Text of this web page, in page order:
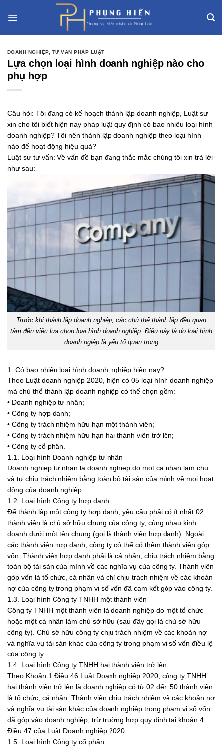
DOANH NGHIỆP, TƯ VẤN PHÁP LUẬT
Lựa chọn loại hình doanh nghiệp nào cho
phụ hợp
Câu hỏi: Tôi đang có kế hoạch thành lập doanh nghiệp, Luật sư
xin cho tôi biết hiện nay pháp luật quy định có bao nhiêu loại hình
doanh nghiệp? Tôi nên thành lập doanh nghiệp theo loại hình
nào để hoạt động hiệu quả?
Luật sư tư vấn: Về vấn đề bạn đang thắc mắc chúng tôi xin trả lời
như sau:
Trước khi thành lập doanh nghiệp, các chủ thể thành lập đều quan
tâm đến việc lựa chọn loại hình doanh nghiệp. Điều này là do loại hình
doanh ngiệp là yếu tố quan trọng
1. Có bao nhiêu loại hình doanh nghiệp hiện nay?
Theo Luật doanh nghiệp 2020, hiện có 05 loại hình doanh nghiệp
mà chủ thể thành lập doanh nghiệp có thể chọn gồm:
• Doanh nghiệp tư nhân;
• Công ty hợp danh;
• Công ty trách nhiệm hữu hạn một thành viên;
• Công ty trách nhiệm hữu hạn hai thành viên trở lên;
• Công ty cổ phần.
1.1. Loại hình Doanh nghiệp tư nhân
Doanh nghiệp tư nhân là doanh nghiệp do một cá nhân làm chủ
và tự chịu trách nhiệm bằng toàn bộ tài sản của mình về mọi hoạt
động của doanh nghiệp.
1.2. Loại hình Công ty hợp danh
Để thành lập một công ty hợp danh, yêu cầu phải có ít nhất 02
thành viên là chủ sở hữu chung của công ty, cùng nhau kinh
doanh dưới một tên chung (gọi là thành viên hợp danh). Ngoài
các thành viên hợp danh, công ty có thể có thêm thành viên góp
vốn. Thành viên hợp danh phải là cá nhân, chịu trách nhiệm bằng
toàn bộ tài sản của mình về các nghĩa vụ của công ty. Thành viên
góp vốn là tổ chức, cá nhân và chỉ chịu trách nhiệm về các khoản
nợ của công ty trong phạm vi số vốn đã cam kết góp vào công ty.
1.3. Loại hình Công ty TNHH một thành viên
Công ty TNHH một thành viên là doanh nghiệp do một tổ chức
hoặc một cá nhân làm chủ sở hữu (sau đây gọi là chủ sở hữu
công ty). Chủ sở hữu công ty chịu trách nhiệm về các khoản nợ
và nghĩa vụ tài sản khác của công ty trong phạm vi số vốn điều lệ
của công ty.
1.4. Loại hình Công ty TNHH hai thành viên trở lên
Theo Khoản 1 Điều 46 Luật Doanh nghiệp 2020, công ty TNHH
hai thành viên trở lên là doanh nghiệp có từ 02 đến 50 thành viên
là tổ chức, cá nhân. Thành viên chịu trách nhiệm về các khoản nợ
và nghĩa vụ tài sản khác của doanh nghiệp trong phạm vi số vốn
đã góp vào doanh nghiệp, trừ trường hợp quy định tại khoản 4
Điều 47 của Luật Doanh nghiệp 2020.
1.5. Loại hình Công ty cổ phần